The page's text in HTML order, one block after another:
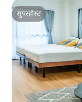
सुपरहोस्ट
सुपरहोस्ट